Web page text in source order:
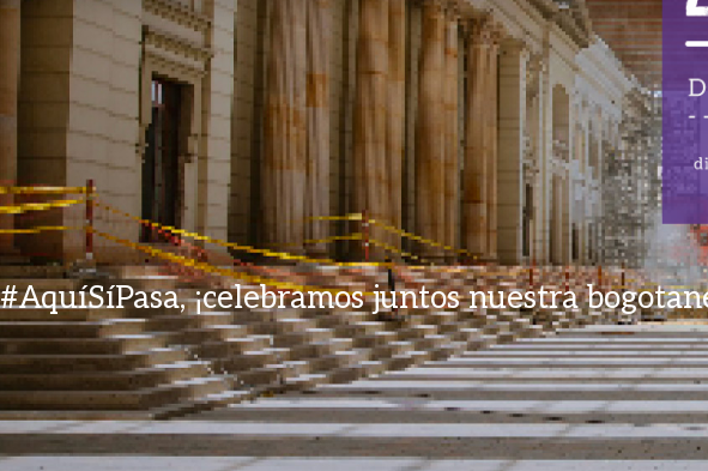
#AquíSíPasa, ¡celebramos juntos nuestra